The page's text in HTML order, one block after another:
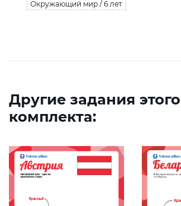
Окружающий мир / 6 лет
Другие задания этого
комплекта: